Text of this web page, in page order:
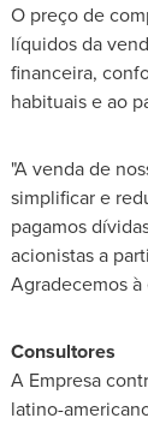
O preço de
líquidos da
financeira,
habituais e ao
"A venda de
simplificar e
pagamos
acionistas a
Agradecemos
Consultores
A Empresa
latino-